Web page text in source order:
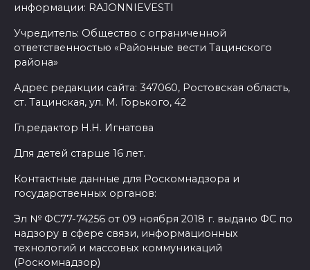
информации: RAJONNIEVESTI
Учредитель: Общество с ограниченной
ответственностью «Районные вести Тацинского
района»
Адрес редакции сайта: 347060, Ростовская область,
ст. Тацинская, ул. М. Горького, 42
Гл.редактор Н.Н. Игнатова
Для детей старше 16 лет.
Контактные данные для Роскомнадзора и
государственных органов:
Эл № ФС77-74256 от 09 ноября 2018 г. выдано ФС по
надзору в сфере связи, информационных
технологий и массовых коммуникаций
(Роскомнадзор)